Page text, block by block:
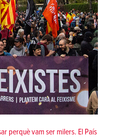
perquè vam ser milers. El País